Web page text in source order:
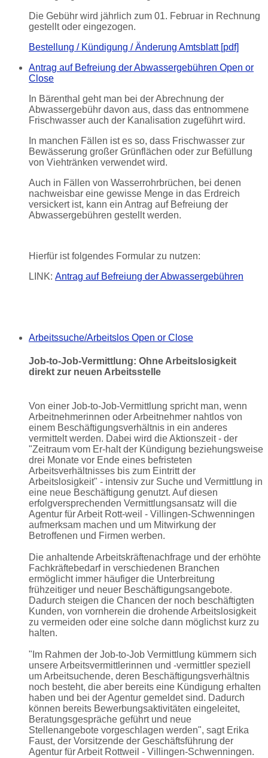
Die Gebühr wird jährlich zum 01. Februar in Rechnung
gestellt oder eingezogen.
Bestellung / Kündigung / Änderung Amtsblatt [pdf]
Antrag auf Befreiung der Abwassergebühren Open or
Close
In Bärenthal geht man bei der Abrechnung der
Abwassergebühr davon aus, dass das entnommene
Frischwasser auch der Kanalisation zugeführt wird.
In manchen Fällen ist es so, dass Frischwasser zur
Bewässerung großer Grünflächen oder zur Befüllung
von Viehtränken verwendet wird.
Auch in Fällen von Wasserrohrbrüchen, bei denen
nachweisbar eine gewisse Menge in das Erdreich
versickert ist, kann ein Antrag auf Befreiung der
Abwassergebühren gestellt werden.
Hierfür ist folgendes Formular zu nutzen:
LINK: Antrag auf Befreiung der Abwassergebühren
Arbeitssuche/Arbeitslos Open or Close
Job-to-Job-Vermittlung: Ohne Arbeitslosigkeit
direkt zur neuen Arbeitsstelle
Von einer Job-to-Job-Vermittlung spricht man, wenn
Arbeitnehmerinnen oder Arbeitnehmer nahtlos von
einem Beschäftigungsverhältnis in ein anderes
vermittelt werden. Dabei wird die Aktionszeit - der
"Zeitraum vom Er-halt der Kündigung beziehungsweise
drei Monate vor Ende eines befristeten
Arbeitsverhältnisses bis zum Eintritt der
Arbeitslosigkeit" - intensiv zur Suche und Vermittlung in
eine neue Beschäftigung genutzt. Auf diesen
erfolgversprechenden Vermittlungsansatz will die
Agentur für Arbeit Rott-weil - Villingen-Schwenningen
aufmerksam machen und um Mitwirkung der
Betroffenen und Firmen werben.
Die anhaltende Arbeitskräftenachfrage und der erhöhte
Fachkräftebedarf in verschiedenen Branchen
ermöglicht immer häufiger die Unterbreitung
frühzeitiger und neuer Beschäftigungsangebote.
Dadurch steigen die Chancen der noch beschäftigten
Kunden, von vornherein die drohende Arbeitslosigkeit
zu vermeiden oder eine solche dann möglichst kurz zu
halten.
"Im Rahmen der Job-to-Job Vermittlung kümmern sich
unsere Arbeitsvermittlerinnen und -vermittler speziell
um Arbeitsuchende, deren Beschäftigungsverhältnis
noch besteht, die aber bereits eine Kündigung erhalten
haben und bei der Agentur gemeldet sind. Dadurch
können bereits Bewerbungsaktivitäten eingeleitet,
Beratungsgespräche geführt und neue
Stellenangebote vorgeschlagen werden", sagt Erika
Faust, der Vorsitzende der Geschäftsführung der
Agentur für Arbeit Rottweil - Villingen-Schwenningen.